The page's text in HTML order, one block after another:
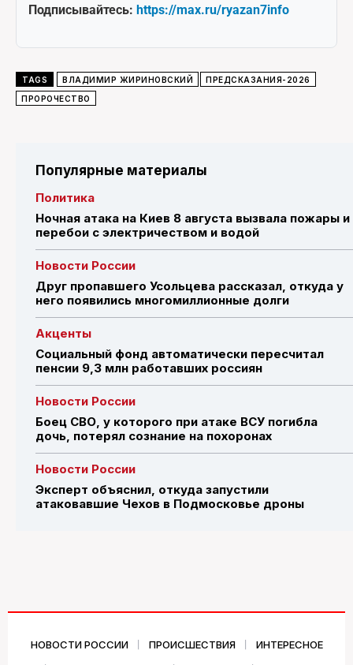
Подписывайтесь: https://max.ru/ryazan7info
TAGS ВЛАДИМИР ЖИРИНОВСКИЙ
ПРЕДСКАЗАНИЯ-2026
ПРОРОЧЕСТВО
Популярные материалы
Политика
Ночная атака на Киев 8 августа вызвала пожары и
перебои с электричеством и водой
Новости России
Друг пропавшего Усольцева рассказал, откуда у
него появились многомиллионные долги
Акценты
Социальный фонд автоматически пересчитал
пенсии 9,3 млн работавших россиян
Новости России
Боец СВО, у которого при атаке ВСУ погибла
дочь, потерял сознание на похоронах
Новости России
Эксперт объяснил, откуда запустили
атаковавшие Чехов в Подмосковье дроны
НОВОСТИ РОССИИ ПРОИСШЕСТВИЯ
ИНТЕРЕСНОЕ